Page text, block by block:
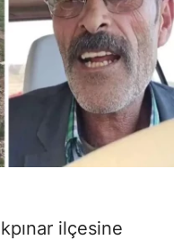
ilçesine